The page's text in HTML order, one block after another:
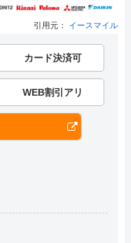
引用元： イースマイル
カード決済可
WEB割引アリ